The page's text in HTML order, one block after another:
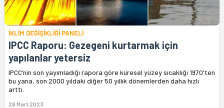
İKLİM DEĞİŞİKLİĞİ PANELİ
IPCC Raporu: Gezegeni kurtarmak için
yapılanlar yetersiz
IPCC’nin son yayımladığı rapora göre küresel yüzey sıcaklığı 1970'ten
bu yana, son 2000 yıldaki diğer 50 yıllık dönemlerden daha hızlı
arttı.
28 Mart 2023